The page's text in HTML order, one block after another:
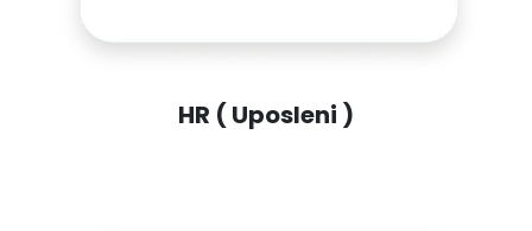
HR ( Uposleni )